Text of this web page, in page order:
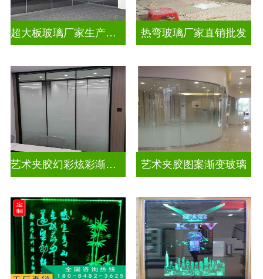
超大板玻璃厂家生产安装 热弯玻璃厂家直销批发
艺术夹胶幻彩炫彩渐变玻璃 艺术夹胶图案渐变玻璃